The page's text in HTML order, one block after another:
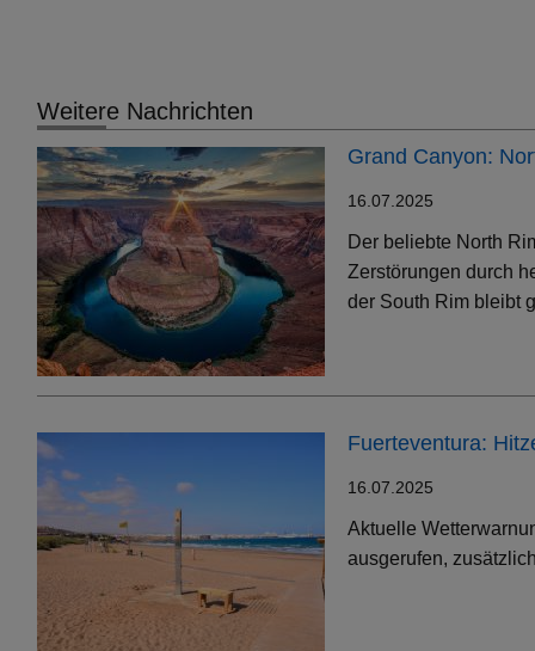
Weitere Nachrichten
Grand Canyon:
16.07.2025
Der beliebte North
Zerstörungen durch
der South Rim bleibt
Fuerteventura:
16.07.2025
Aktuelle
ausgerufen,